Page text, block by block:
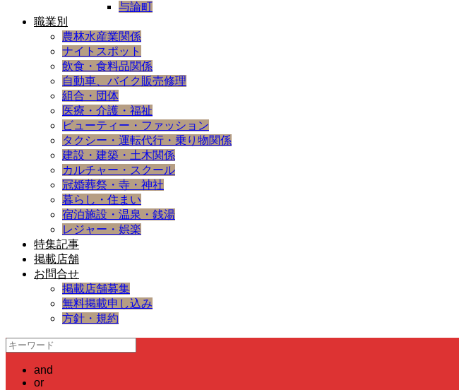
与論町
職業別
農林水産業関係
ナイトスポット
飲食・食料品関係
自動車、バイク販売修理
組合・団体
医療・介護・福祉
ビューティー・ファッション
タクシー・運転代行・乗り物関係
建設・建築・土木関係
カルチャー・スクール
冠婚葬祭・寺・神社
暮らし・住まい
宿泊施設・温泉・銭湯
レジャー・娯楽
特集記事
掲載店舗
お問合せ
掲載店舗募集
無料掲載申し込み
方針・規約
and
or